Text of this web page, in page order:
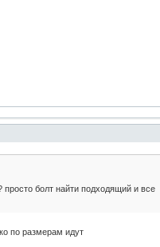
болт найти подходящий и все
по размерам идут